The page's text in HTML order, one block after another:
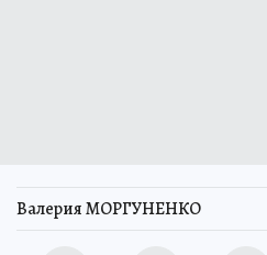
Валерия МОРГУНЕНКО